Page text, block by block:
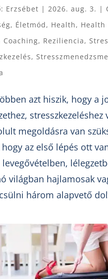
Erzsébet | 2026. aug. 3. |
, Életmód, Health, Health
Coaching, Reziliencia,
,
azt hiszik, hogy a
stresszkezeléshez
megoldásra van
az első lépés ott
levegővételben,
világban hajlamosak
három alapvető